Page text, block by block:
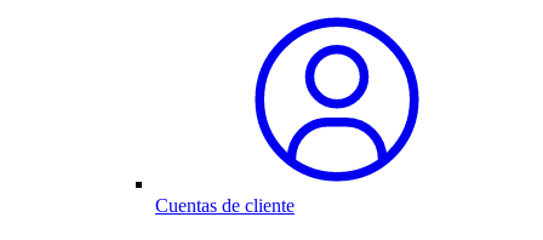
Cuentas de cliente